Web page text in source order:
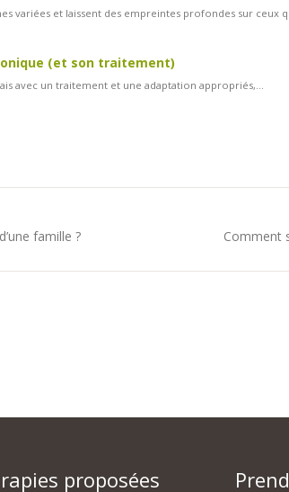
variées et laissent des empreintes profondes sur ceux
(et son traitement)
avec un traitement et une adaptation appropriés,...
famille ? Comment
proposées